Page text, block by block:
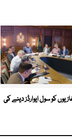
کو سول ایوارڈز دینے کی